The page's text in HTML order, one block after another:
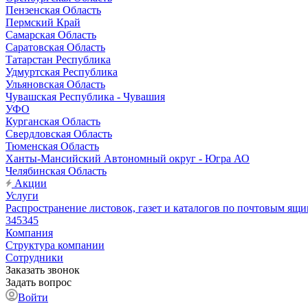
Пензенская Область
Пермский Край
Самарская Область
Саратовская Область
Татарстан Республика
Удмуртская Республика
Ульяновская Область
Чувашская Республика - Чувашия
УФО
Курганская Область
Свердловская Область
Тюменская Область
Ханты-Мансийский Автономный округ - Югра АО
Челябинская Область
Акции
Услуги
Распространение листовок, газет и каталогов по почтовым
345345
Компания
Структура компании
Сотрудники
Заказать звонок
Задать вопрос
Войти